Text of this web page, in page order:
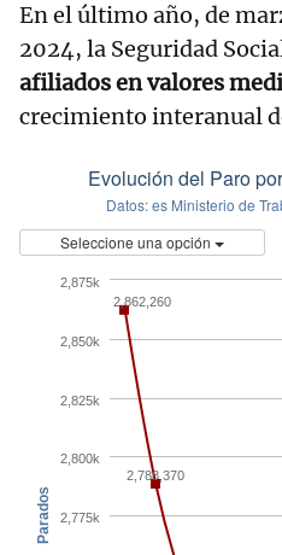
En el último año, de
2024, la Seguridad
afiliados en valores
crecimiento interanual